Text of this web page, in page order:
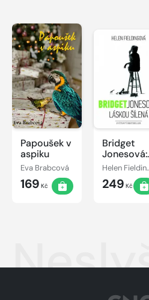
Papoušek v
aspiku
Eva Brabcová
169 Kč
Bridget
Jonesová:
láskou
Helen
249 Kč